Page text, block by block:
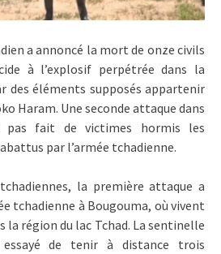
a annoncé la mort de onze civils
à l’explosif perpétrée dans la
des éléments supposés appartenir
Haram. Une seconde attaque dans
pas fait de victimes hormis les
par l’armée tchadienne.
la première attaque a
tchadienne à Bougouma, où vivent
région du lac Tchad. La sentinelle
de tenir à distance trois